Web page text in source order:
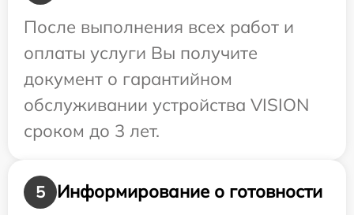
После выполнения всех работ и
оплаты услуги Вы получите
документ о гарантийном
обслуживании устройства VISION
сроком до 3 лет.
5
Информирование о готовности